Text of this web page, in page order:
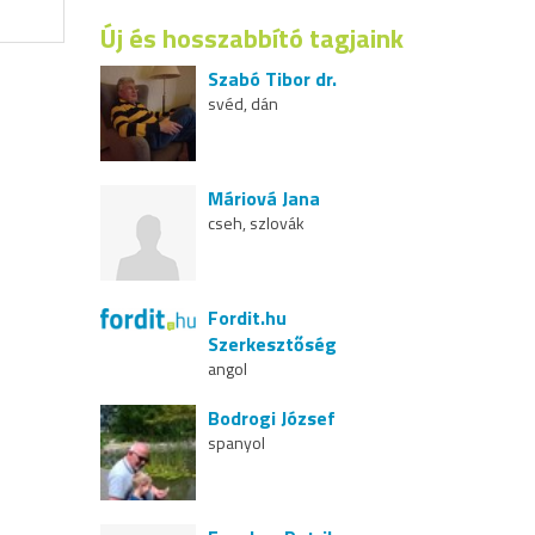
Új és hosszabbító tagjaink
Szabó Tibor dr.
svéd, dán
Máriová Jana
cseh, szlovák
Fordit.hu
Szerkesztőség
angol
Bodrogi József
spanyol